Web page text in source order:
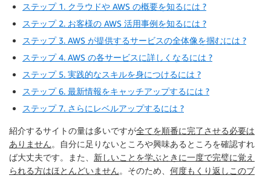
ステップ 1. クラウドや AWS の概要を知るには ?
ステップ 2. お客様の AWS 活用事例を知るには ?
ステップ 3. AWS が提供するサービスの全体像を掴むには ?
ステップ 4. AWS の各サービスに詳しくなるには ?
ステップ 5. 実践的なスキルを身につけるには ?
ステップ 6. 最新情報をキャッチアップするには ?
ステップ 7. さらにレベルアップするには ?
紹介するサイトの量は多いですが全てを順番に完了させる必要は
ありません。自分に足りないところや興味あるところを確認すれ
ば大丈夫です。また、 新しいことを学ぶときに一度で完璧に覚え
られる方はほとんどいません。そのため、 何度もくり返しこのブ